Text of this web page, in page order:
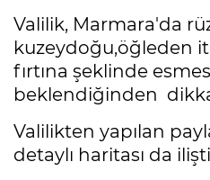
Valilik, Marmara'da
kuzeydoğu,öğleden
fırtına şeklinde
beklendiğinden
Valilikten yapılan
detaylı haritası da